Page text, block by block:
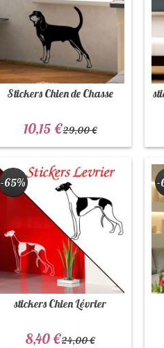
Stickers Chien de Chasse
10,15 €29,00 €
stickers Chien Lévrier
-65%
8,40 €24,00 €
-